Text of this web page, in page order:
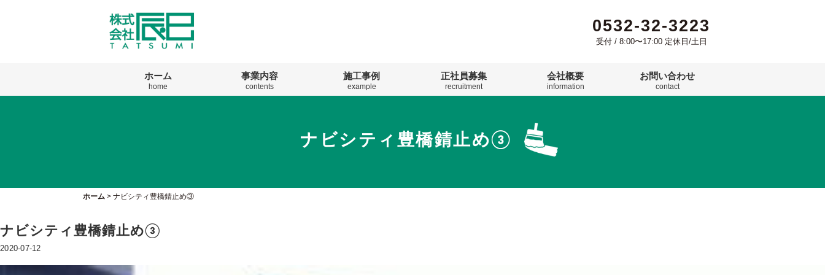
0532-32-3223
受付 / 8:00〜17:00 定休日/土日
ホーム
home
事業内容
contents
施工事例
example
正社員募集
recruitment
会社概要
information
お問い合わせ
contact
ナビシティ豊橋錆止め③
ホーム> ナビシティ豊橋錆止め③
ナビシティ豊橋錆止め③
2020-07-12